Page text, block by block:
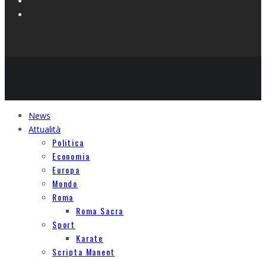
News
Attualità
Politica
Economia
Europa
Mondo
Roma
Roma Sacra
Sport
Karate
Scripta Manent